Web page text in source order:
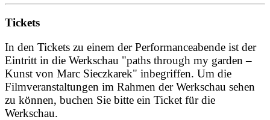
Tickets
In den Tickets zu einem der Performanceabende ist der
Eintritt in die Werkschau "paths through my garden –
Kunst von Marc Sieczkarek" inbegriffen. Um die
Filmveranstaltungen im Rahmen der Werkschau sehen
zu können, buchen Sie bitte ein Ticket für die
Werkschau.